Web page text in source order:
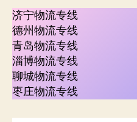
济宁物流专线
德州物流专线
青岛物流专线
淄博物流专线
聊城物流专线
枣庄物流专线